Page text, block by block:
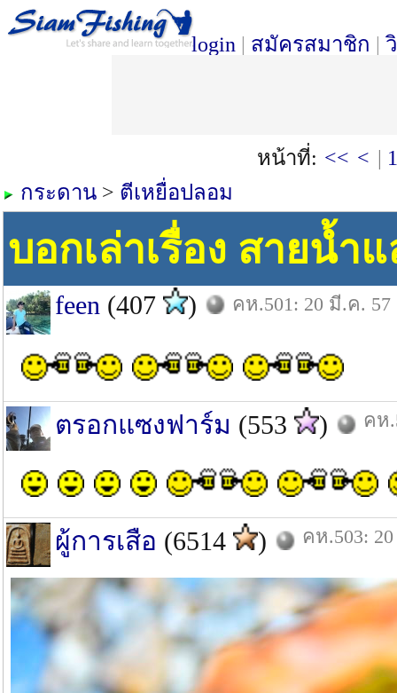
login | สมัครสมาชิก |
หน้าที่: << < |
กระดาน > ตีเหยื่อปลอม
บอกเล่าเรื่อง สายน้ำ
feen (407 ) คห.501: 20 มี.ค. 57
ตรอกแซงฟาร์ม (553 ) คห
ผู้การเสือ (6514 ) คห.503: